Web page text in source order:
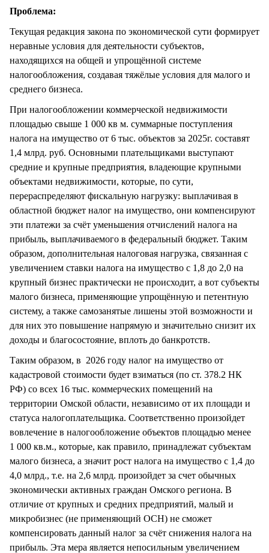
Проблема:
Текущая редакция закона по экономической сути формирует
неравные условия для деятельности субъектов,
находящихся на общей и упрощённой системе
налогообложения, создавая тяжёлые условия для малого и
среднего бизнеса.
При налогообложении коммерческой недвижимости
площадью свыше 1 000 кв м. суммарные поступления
налога на имущество от 6 тыс. объектов за 2025г. составят
1,4 млрд. руб. Основными плательщиками выступают
средние и крупные предприятия, владеющие крупными
объектами недвижимости, которые, по сути,
перераспределяют фискальную нагрузку: выплачивая в
областной бюджет налог на имущество, они компенсируют
эти платежи за счёт уменьшения отчислений налога на
прибыль, выплачиваемого в федеральный бюджет. Таким
образом, дополнительная налоговая нагрузка, связанная с
увеличением ставки налога на имущество с 1,8 до 2,0 на
крупный бизнес практически не происходит, а вот субъекты
малого бизнеса, применяющие упрощённую и петентную
систему, а также самозанятые лишены этой возможности и
для них это повышение напрямую и значительно снизит их
доходы и благосостояние, вплоть до банкротств.
Таким образом, в 2026 году налог на имущество от
кадастровой стоимости будет взиматься (по ст. 378.2 НК
РФ) со всех 16 тыс. коммерческих помещений на
территории Омской области, независимо от их площади и
статуса налогоплательщика. Соответственно произойдет
вовлечение в налогообложение объектов площадью менее
1 000 кв.м., которые, как правило, принадлежат субъектам
малого бизнеса, а значит рост налога на имущество с 1,4 до
4,0 млрд., т.е. на 2,6 млрд. произойдет за счет обычных
экономически активных граждан Омского региона. В
отличие от крупных и средних предприятий, малый и
микробизнес (не применяющий ОСН) не сможет
компенсировать данный налог за счёт снижения налога на
прибыль. Эта мера является непосильным увеличением